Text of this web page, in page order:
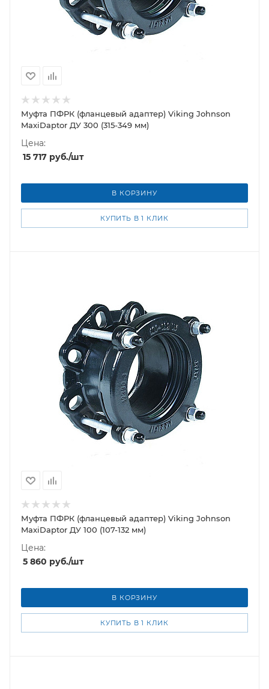
Муфта ПФРК (фланцевый адаптер) Viking Johnson
MaxiDaptor ДУ 300 (315-349 мм)
Цена:
15 717 руб./шт
В КОРЗИНУ
КУПИТЬ В 1 КЛИК
Муфта ПФРК (фланцевый адаптер) Viking Johnson
MaxiDaptor ДУ 100 (107-132 мм)
Цена:
5 860 руб./шт
В КОРЗИНУ
КУПИТЬ В 1 КЛИК